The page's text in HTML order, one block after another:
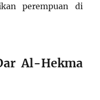
perempuan di
Al-Hekma